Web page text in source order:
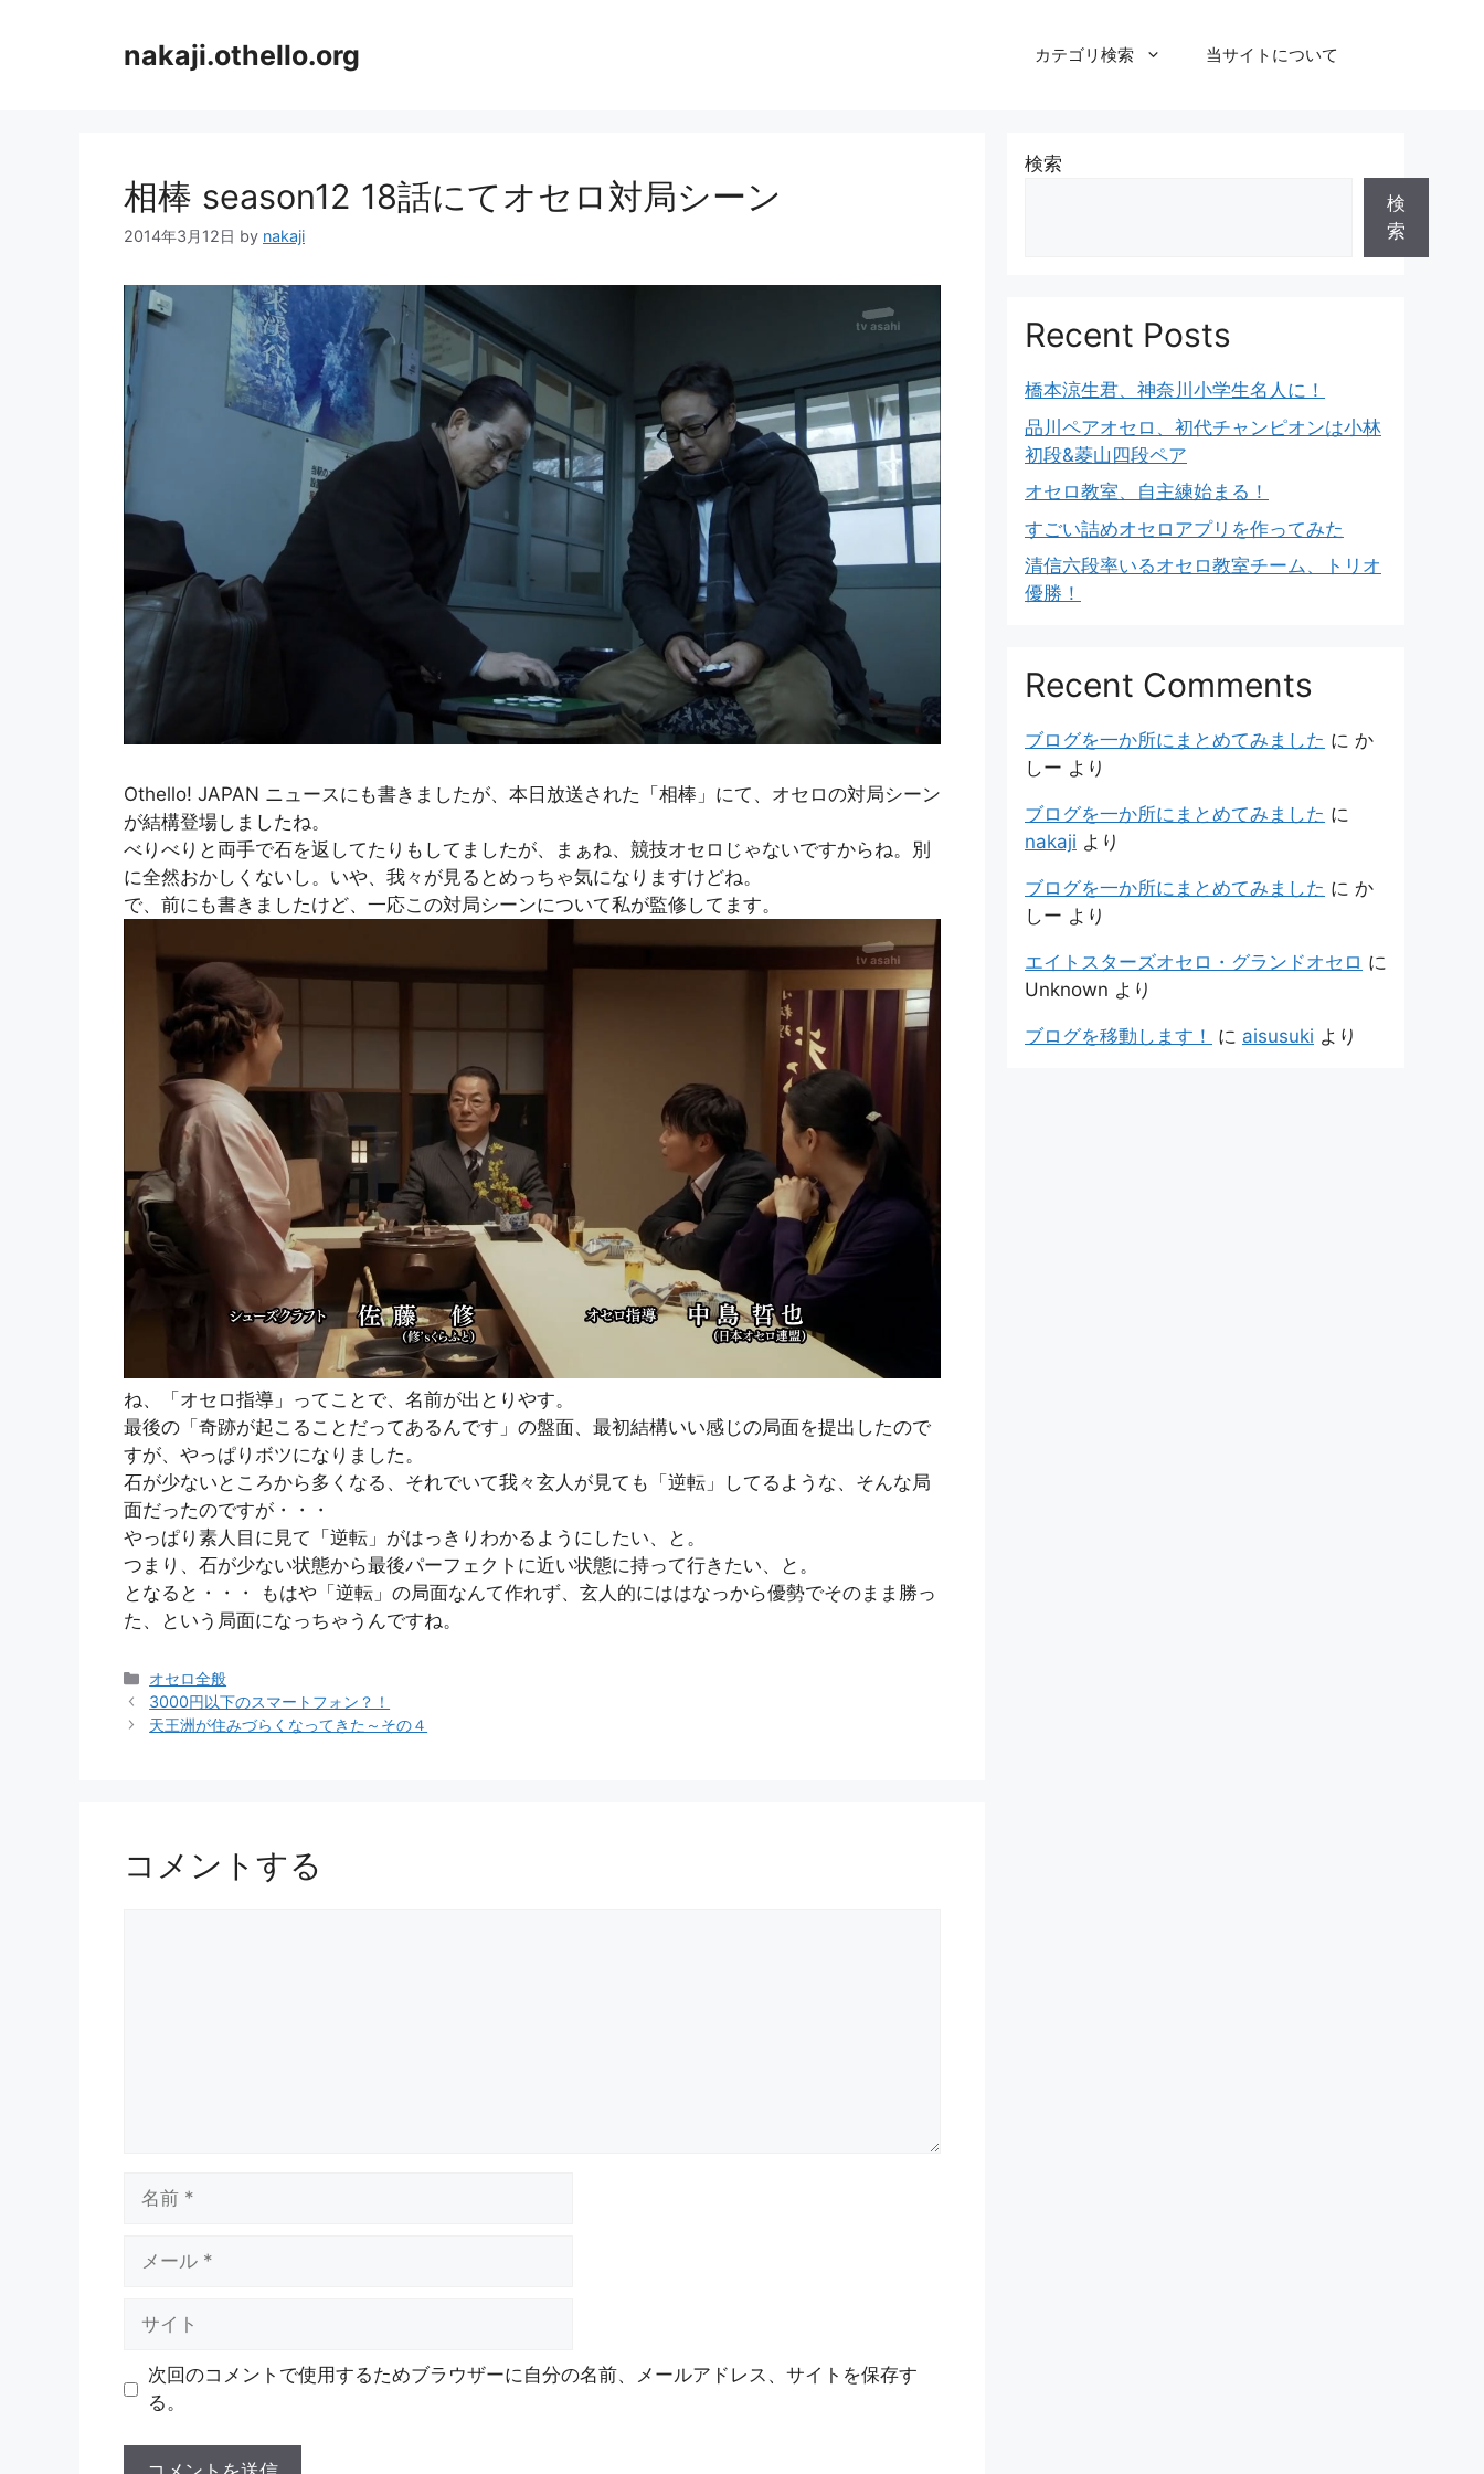
nakaji.othello.org カテゴリ検索 当サイトについて
相棒 season12 18話にてオセロ対局シーン
2014年3月12日 by nakaji
Othello! JAPAN ニュースにも書きましたが、本日放送された「相棒」にて、オセロの対局シーン
が結構登場しましたね。
べりべりと両手で石を返してたりもしてましたが、まぁね、競技オセロじゃないですからね。別
に全然おかしくないし。いや、我々が見るとめっちゃ気になりますけどね。
で、前にも書きましたけど、一応この対局シーンについて私が監修してます。
ね、「オセロ指導」ってことで、名前が出とりやす。
最後の「奇跡が起こることだってあるんです」の盤面、最初結構いい感じの局面を提出したので
すが、やっぱりボツになりました。
石が少ないところから多くなる、それでいて我々玄人が見ても「逆転」してるような、そんな局
面だったのですが・・・
やっぱり素人目に見て「逆転」がはっきりわかるようにしたい、と。
つまり、石が少ない状態から最後パーフェクトに近い状態に持って行きたい、と。
となると・・・ もはや「逆転」の局面なんて作れず、玄人的にははなっから優勢でそのまま勝っ
た、という局面になっちゃうんですね。
カ
テ
ゴ
オセロ全般
3000円以下のスマートフォン？！
天王洲が住みづらくなってきた～その４
コメントする
次回のコメントで使用するためブラウザーに自分の名前、メールアドレス、サイトを保存す
る。
検索
検
索
Recent Posts
橋本涼生君、神奈川小学生名人に！
品川ペアオセロ、初代チャンピオンは小林
初段&菱山四段ペア
オセロ教室、自主練始まる！
すごい詰めオセロアプリを作ってみた
清信六段率いるオセロ教室チーム、トリオ
優勝！
Recent Comments
ブログを一か所にまとめてみました に か
しー より
ブログを一か所にまとめてみました に
nakaji より
ブログを一か所にまとめてみました に か
しー より
エイトスターズオセロ・グランドオセロ に
Unknown より
ブログを移動します！ に aisusuki より